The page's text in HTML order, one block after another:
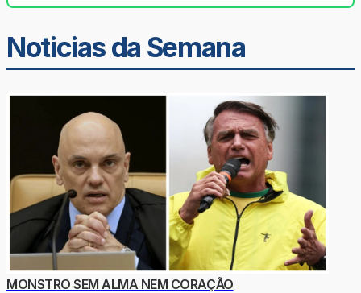
Noticias da Semana
MONSTRO SEM ALMA NEM CORAÇÃO